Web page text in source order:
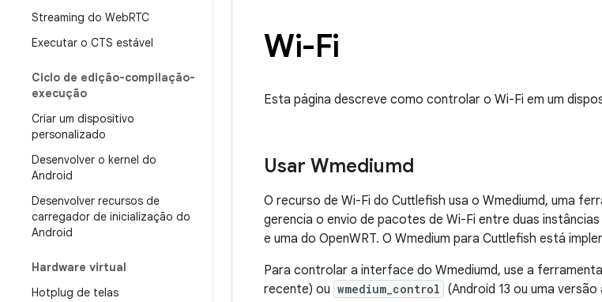
Streaming do WebRTC
Executar o CTS estável
Ciclo de edição-compilação-
execução
Criar um dispositivo
personalizado
Desenvolver o kernel do
Android
Desenvolver recursos de
carregador de inicialização do
Android
Hardware virtual
Hotplug de telas
Wi-Fi
Esta página descreve como controlar o Wi-Fi em um
Usar Wmediumd
O recurso de Wi-Fi do Cuttlefish usa o Wmediumd, uma
gerencia o envio de pacotes de Wi-Fi entre duas
e uma do OpenWRT. O Wmedium para Cuttlefish está
Para controlar a interface do Wmediumd, use a ferramenta
recente) ou wmedium_control (Android 13 ou uma